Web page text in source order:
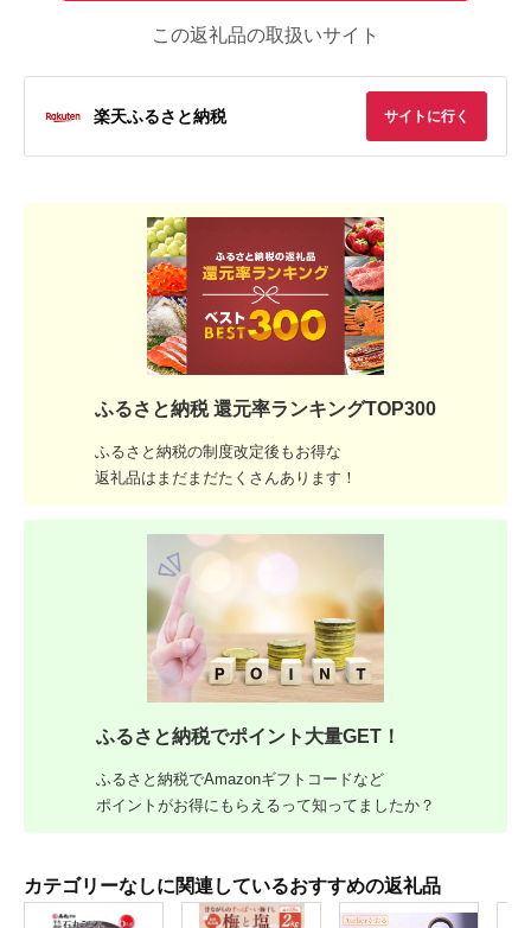
この返礼品の取扱いサイト
楽天ふるさと納税 サイトに行く
ふるさと納税 還元率ランキングTOP300
ふるさと納税の制度改定後もお得な
返礼品はまだまだたくさんあります！
ふるさと納税でポイント大量GET！
ふるさと納税でAmazonギフトコードなど
ポイントがお得にもらえるって知ってましたか？
カテゴリーなしに関連しているおすすめの返礼品